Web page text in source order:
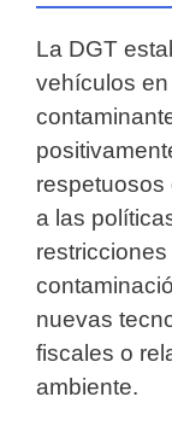
La DGT
vehículos
respetuosos
a las
nuevas
fiscales o
ambiente.